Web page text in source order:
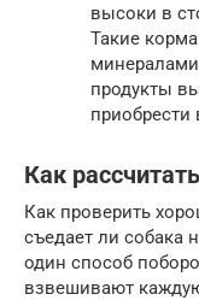
высоки в
Такие
продукты
приобрести
Как
Как проверить
съедает ли собака
один способ
взвешивают